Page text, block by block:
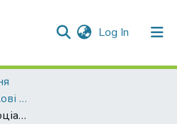
Log In (current)
Університетські наукові записки
Актуальні питання соціально-економічного розвитку держави в умовах глобалізації